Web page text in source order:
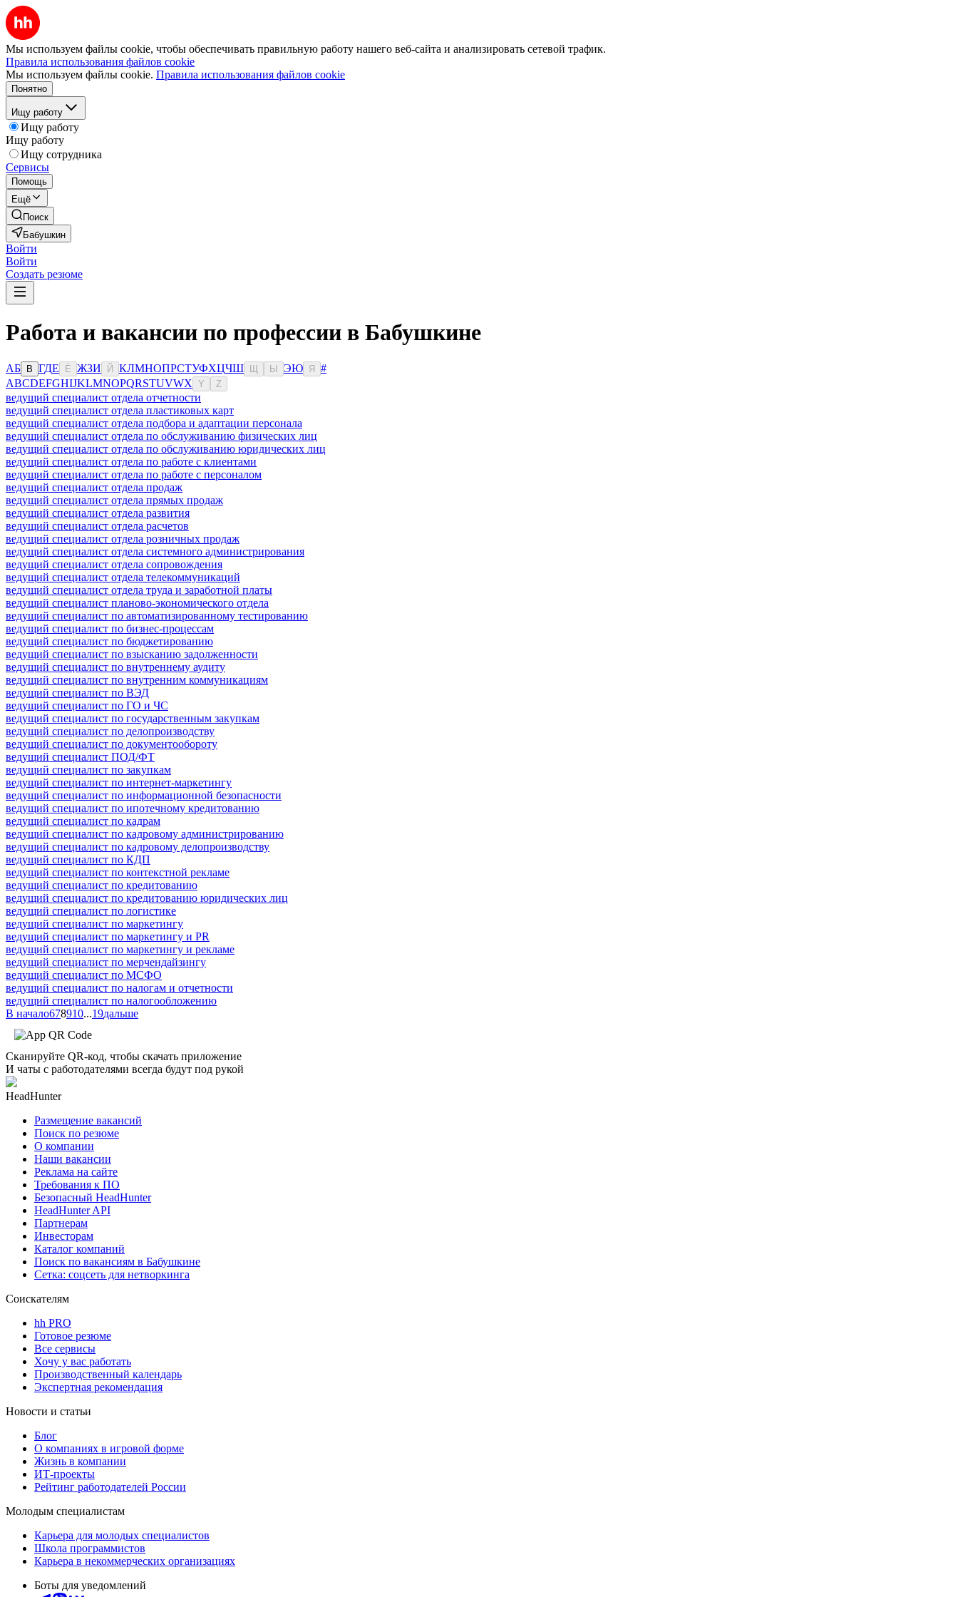
Мы используем файлы cookie, чтобы обеспечивать правильную работу нашего веб-сайта и анализировать сетевой трафик.
Правила использования файлов cookie
Мы используем файлы cookie. Правила использования файлов cookie
Понятно
Ищу работу
Ищу работу
Ищу работу
Ищу сотрудника
Сервисы
Помощь
Ещё
Поиск
Бабушкин
Войти
Войти
Создать резюме
Работа и вакансии по профессии в Бабушкине
АБ В ГДЕ Ё ЖЗИ Й КЛМНОПРСТУФХЦЧШ Ы ЭЮ Я
#
ABCDEFGHIJKLMNOPQRSTUVWX Y Z
ведущий специалист отдела отчетности
ведущий специалист отдела пластиковых карт
ведущий специалист отдела подбора и адаптации персонала
ведущий специалист отдела по обслуживанию физических лиц
ведущий специалист отдела по обслуживанию юридических лиц
ведущий специалист отдела по работе с клиентами
ведущий специалист отдела по работе с персоналом
ведущий специалист отдела продаж
ведущий специалист отдела прямых продаж
ведущий специалист отдела развития
ведущий специалист отдела расчетов
ведущий специалист отдела розничных продаж
ведущий специалист отдела системного администрирования
ведущий специалист отдела сопровождения
ведущий специалист отдела телекоммуникаций
ведущий специалист отдела труда и заработной платы
ведущий специалист планово-экономического отдела
ведущий специалист по автоматизированному тестированию
ведущий специалист по бизнес-процессам
ведущий специалист по бюджетированию
ведущий специалист по взысканию задолженности
ведущий специалист по внутреннему аудиту
ведущий специалист по внутренним коммуникациям
ведущий специалист по ВЭД
ведущий специалист по ГО и ЧС
ведущий специалист по государственным закупкам
ведущий специалист по делопроизводству
ведущий специалист по документообороту
ведущий специалист ПОД/ФТ
ведущий специалист по закупкам
ведущий специалист по интернет-маркетингу
ведущий специалист по информационной безопасности
ведущий специалист по ипотечному кредитованию
ведущий специалист по кадрам
ведущий специалист по кадровому администрированию
ведущий специалист по кадровому делопроизводству
ведущий специалист по КДП
ведущий специалист по контекстной рекламе
ведущий специалист по кредитованию
ведущий специалист по кредитованию юридических лиц
ведущий специалист по логистике
ведущий специалист по маркетингу
ведущий специалист по маркетингу и PR
ведущий специалист по маркетингу и рекламе
ведущий специалист по мерчендайзингу
ведущий специалист по МСФО
ведущий специалист по налогам и отчетности
ведущий специалист по налогообложению
В начало678910...19дальше
Сканируйте QR-код, чтобы скачать приложение
И чаты с работодателями всегда будут под рукой
HeadHunter
Размещение вакансий
Поиск по резюме
О компании
Наши вакансии
Реклама на сайте
Требования к ПО
Безопасный HeadHunter
HeadHunter API
Партнерам
Инвесторам
Каталог компаний
Поиск по вакансиям в Бабушкине
Сетка: соцсеть для нетворкинга
Соискателям
hh PRO
Готовое резюме
Все сервисы
Хочу у вас работать
Производственный календарь
Экспертная рекомендация
Новости и статьи
Блог
О компаниях в игровой форме
Жизнь в компании
ИТ-проекты
Рейтинг работодателей России
Молодым специалистам
Карьера для молодых специалистов
Школа программистов
Карьера в некоммерческих организациях
Боты для уведомлений